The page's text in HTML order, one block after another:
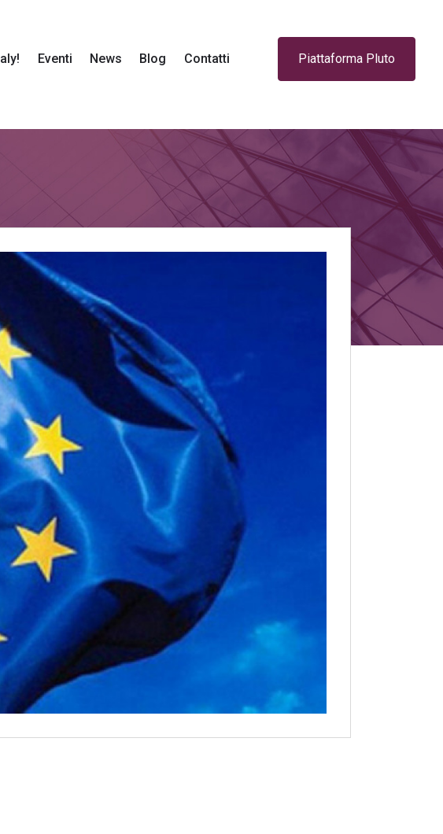
Eventi News Blog Contatti Piattaforma Pluto